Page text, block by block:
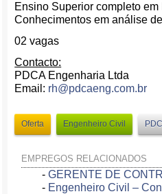
Ensino Superior completo
Conhecimentos em análise
02 vagas
Contacto:
PDCA Engenharia Ltda
Email: rh@pdcaeng.com.br
Oferta Engenheiro Civil
EMPREGOS RELACIONADOS
-GERENTE DE
- Engenheiro Civil –